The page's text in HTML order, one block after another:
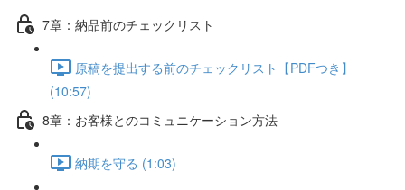
7章：納品前のチェックリスト
原稿を提出する前のチェックリスト【PDFつき】
(10:57)
8章：お客様とのコミュニケーション方法
納期を守る (1:03)